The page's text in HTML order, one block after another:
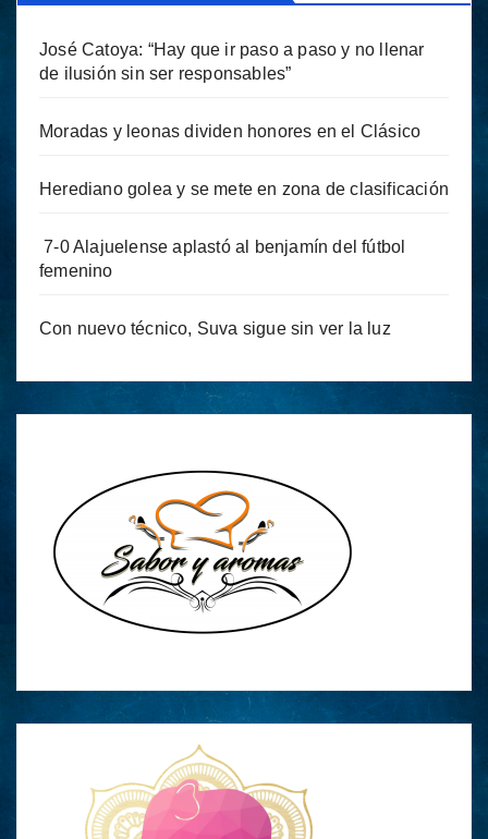
José Catoya: “Hay que ir paso a paso y no llenar
de ilusión sin ser responsables”
Moradas y leonas dividen honores en el Clásico
Herediano golea y se mete en zona de clasificación
7-0 Alajuelense aplastó al benjamín del fútbol
femenino
Con nuevo técnico, Suva sigue sin ver la luz